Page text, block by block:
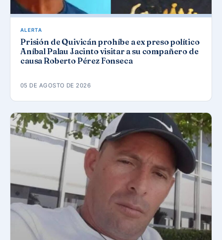
ALERTA
Prisión de Quivicán prohíbe a ex preso político
Aníbal Palau Jacinto visitar a su compañero de
causa Roberto Pérez Fonseca
05 DE AGOSTO DE 2026